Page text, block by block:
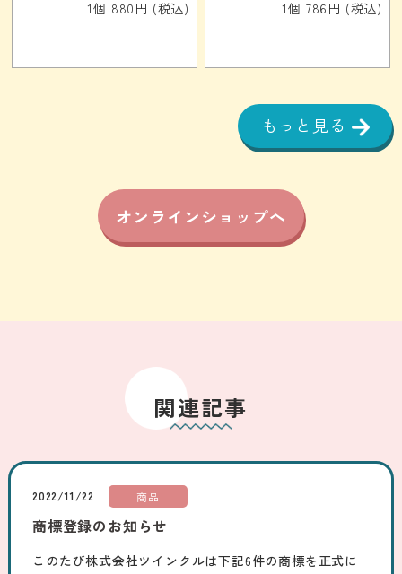
1個 880円 (税込) 1個 786円 (税込)
もっと見る
オンラインショップへ
関連記事
2022/11/22 商品
商標登録のお知らせ
このたび株式会社ツインクルは下記6件の商標を正式に